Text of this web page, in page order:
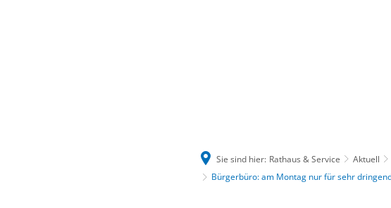
Sie sind hier: Rathaus & Service Aktuell
Bürgerbüro: am Montag nur für sehr